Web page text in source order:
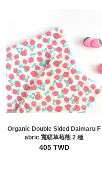
Organic Double Sided Daimaru F
abric 寬幅草莓熊 2 種
405 TWD